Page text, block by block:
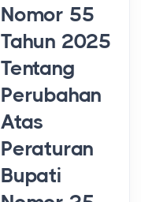
Nomor 55
Tahun 2025
Tentang
Perubahan
Atas
Peraturan
Bupati